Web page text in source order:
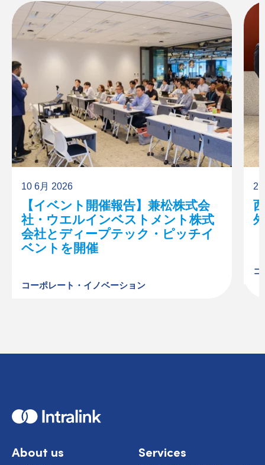
10 6月 2026
【イベント開催報告】兼松株式会
社・ウエルインベストメント株式
会社とディープテック・ピッチイ
ベントを開催
コーポレート・イノベーション
コ
H
o
About us Services